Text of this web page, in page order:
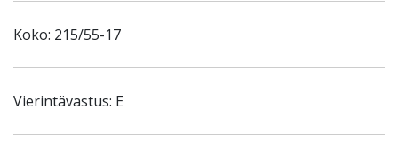
Koko: 215/55-17
Vierintävastus: E